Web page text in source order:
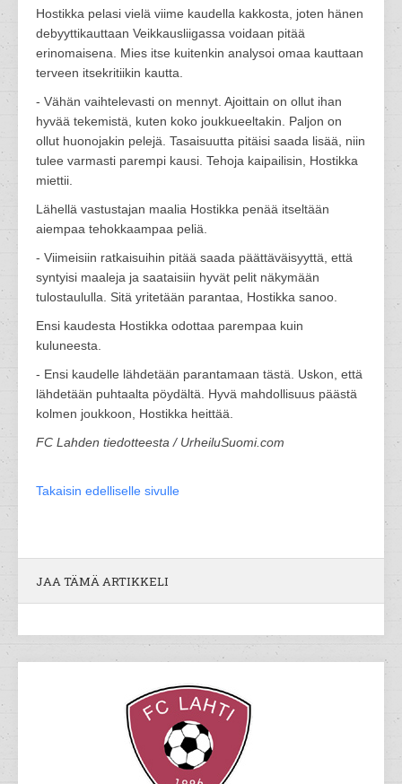
Hostikka pelasi vielä viime kaudella kakkosta, joten hänen
debyyttikauttaan Veikkausliigassa voidaan pitää
erinomaisena. Mies itse kuitenkin analysoi omaa kauttaan
terveen itsekritiikin kautta.
- Vähän vaihtelevasti on mennyt. Ajoittain on ollut ihan
hyvää tekemistä, kuten koko joukkueeltakin. Paljon on
ollut huonojakin pelejä. Tasaisuutta pitäisi saada lisää, niin
tulee varmasti parempi kausi. Tehoja kaipailisin, Hostikka
miettii.
Lähellä vastustajan maalia Hostikka penää itseltään
aiempaa tehokkaampaa peliä.
- Viimeisiin ratkaisuihin pitää saada päättäväisyyttä, että
syntyisi maaleja ja saataisiin hyvät pelit näkymään
tulostaululla. Sitä yritetään parantaa, Hostikka sanoo.
Ensi kaudesta Hostikka odottaa parempaa kuin
kuluneesta.
- Ensi kaudelle lähdetään parantamaan tästä. Uskon, että
lähdetään puhtaalta pöydältä. Hyvä mahdollisuus päästä
kolmen joukkoon, Hostikka heittää.
FC Lahden tiedotteesta / UrheiluSuomi.com
Takaisin edelliselle sivulle
JAA TÄMÄ ARTIKKELI